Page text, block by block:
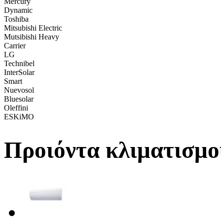
Dynamic
Toshiba
Mitsubishi Electric
Mutsibishi Heavy
Carrier
LG
Technibel
InterSolar
Smart
Nuevosol
Bluesolar
Oleffini
ESKiMO
Προιόντα